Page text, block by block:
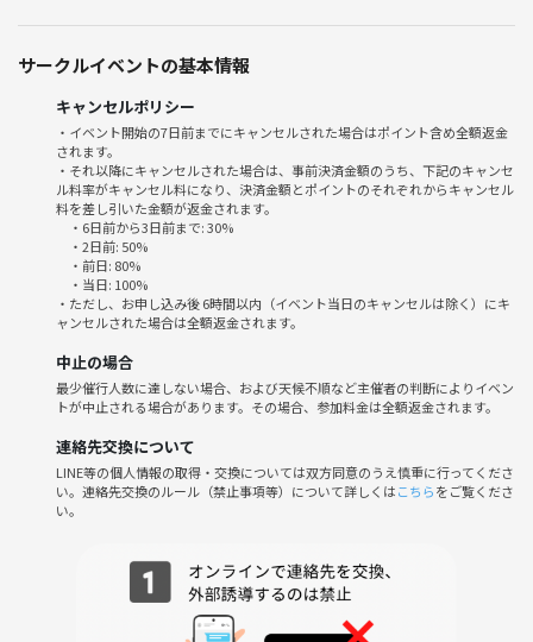
お薦めのイベント
ご都合が合わなかったり満席にてご参加できない場合には、他にも色々
な企画がありますので、
▼コチラから他イベントもご検討頂けると幸いです。
https://tunagate.com/circle/76505
◆━━━━━━━━━━━━━━━━━━━◆
イベントについて
◆━━━━━━━━━━━━━━━━━━━◆
🌼 イベント詳細 🌼
❶ 開催日時
≪タイトルや開催日情報をご確認下さい≫
✨ 女性限定の女子会です ✨
❸ 参加費
お一人：１５００円
サークルイベントの基本情報
キャンセルポリシー
・イベント開始の7日前までにキャンセルされた場合はポイント含め全額返金
されます。
・それ以降にキャンセルされた場合は、事前決済金額のうち、下記のキャンセ
ル料率がキャンセル料になり、決済金額とポイントのそれぞれからキャンセル
料を差し引いた金額が返金されます。
・6日前から3日前まで: 30%
・2日前: 50%
・前日: 80%
・当日: 100%
・ただし、お申し込み後 6時間以内（イベント当日のキャンセルは除く）にキ
ャンセルされた場合は全額返金されます。
中止の場合
最少催行人数に達しない場合、および天候不順など主催者の判断によりイベン
トが中止される場合があります。その場合、参加料金は全額返金されます。
連絡先交換について
LINE等の個人情報の取得・交換については双方同意のうえ慎重に行ってくださ
い。連絡先交換のルール（禁止事項等）について詳しくはこちらをご覧くださ
い。